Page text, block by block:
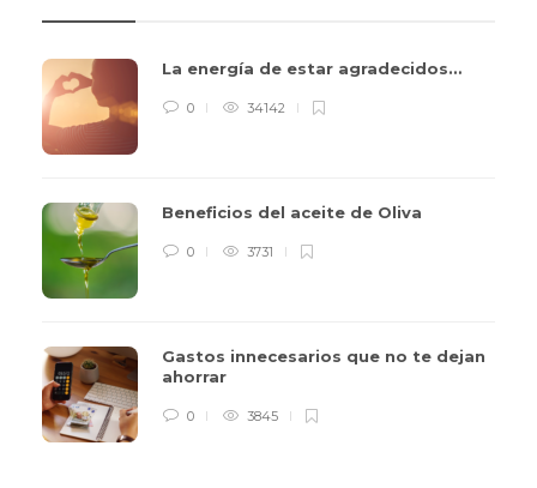
La energía de estar agradecidos…
0 34142
Beneficios del aceite de Oliva
0 3731
Gastos innecesarios que no te dejan
ahorrar
0 3845